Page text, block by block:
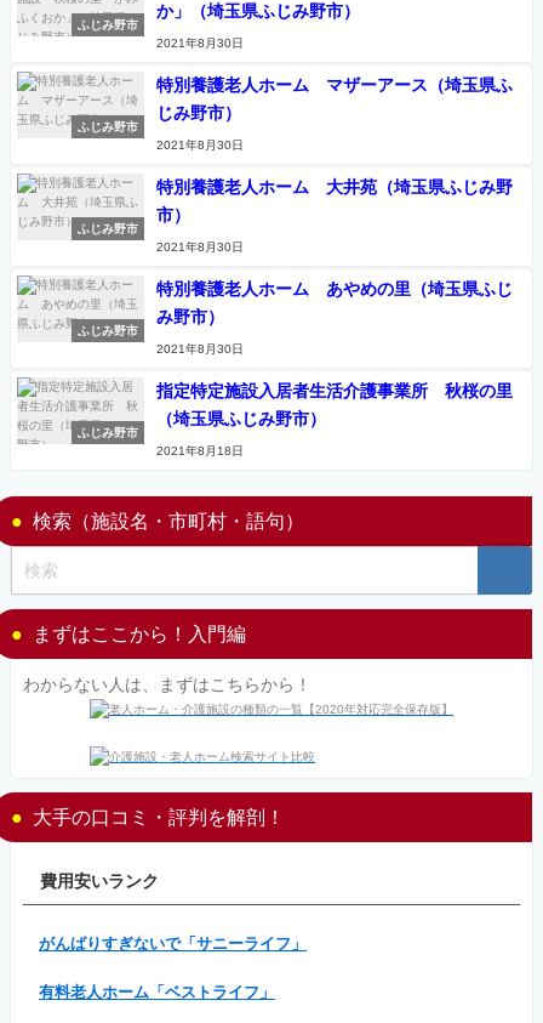
ふじみ野市
か」（埼玉県ふじみ野市）
2021年8月30日
ふじみ野市
特別養護老人ホーム マザーアース（埼玉県ふ
じみ野市）
2021年8月30日
ふじみ野市
特別養護老人ホーム 大井苑（埼玉県ふじみ野
市）
2021年8月30日
ふじみ野市
特別養護老人ホーム あやめの里（埼玉県ふじ
み野市）
2021年8月30日
ふじみ野市
指定特定施設入居者生活介護事業所 秋桜の里
（埼玉県ふじみ野市）
2021年8月18日
検索（施設名・市町村・語句）
まずはここから！入門編
わからない人は、まずはこちらから！
大手の口コミ・評判を解剖！
費用安いランク
がんばりすぎないで「サニーライフ」
有料老人ホーム「ベストライフ」